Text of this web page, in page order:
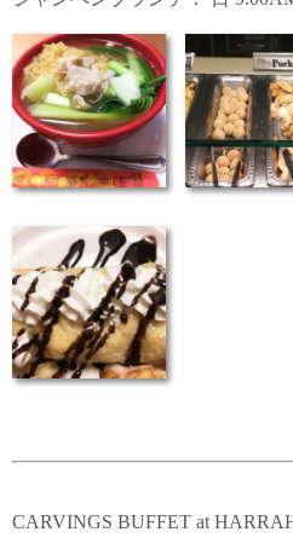
CARVINGS BUFFET at